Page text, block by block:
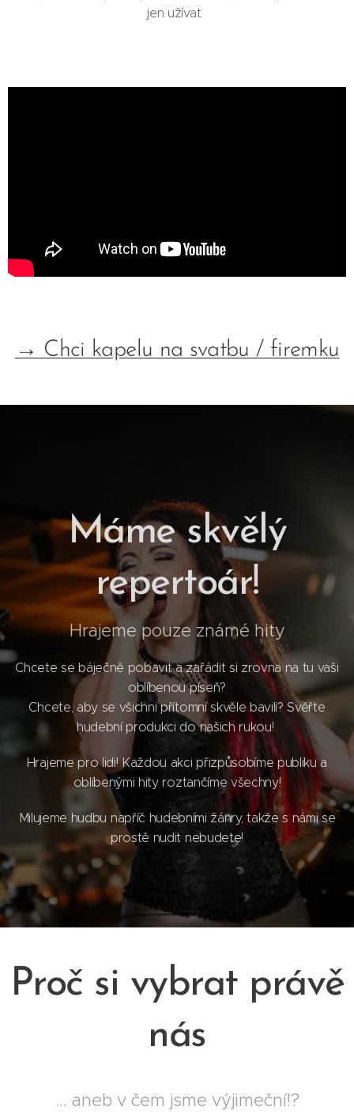
jen užívat.
→ Chci kapelu na svatbu / firemku
Máme skvělý
repertoár!
Hrajeme pouze známé hity
Chcete se báječně pobavit a zařádit si zrovna na tu vaši
oblíbenou píseň?
Chcete, aby se všichni přítomní skvěle bavili? Svěřte
hudební produkci do našich rukou!
Hrajeme pro lidi! Každou akci přizpůsobíme publiku a
oblíbenými hity roztančíme všechny!
Milujeme hudbu napříč hudebními žánry, takže s námi se
prostě nudit nebudete!
Proč si vybrat právě
nás
... aneb v čem jsme výjimeční!?